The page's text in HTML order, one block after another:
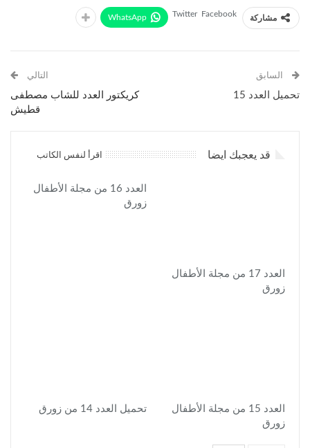
مشاركة Facebook
Twitter
WhatsApp
السابق
تحميل العدد 15
التالي
كريكتور العدد للشاب مصطفى
قطيش
قد يعجبك ايضا اقرأ لنفس الكاتب
العدد 17 من مجلة الأطفال
زورق
العدد 16 من مجلة الأطفال
زورق
العدد 15 من مجلة الأطفال
زورق
تحميل العدد 14 من زورق